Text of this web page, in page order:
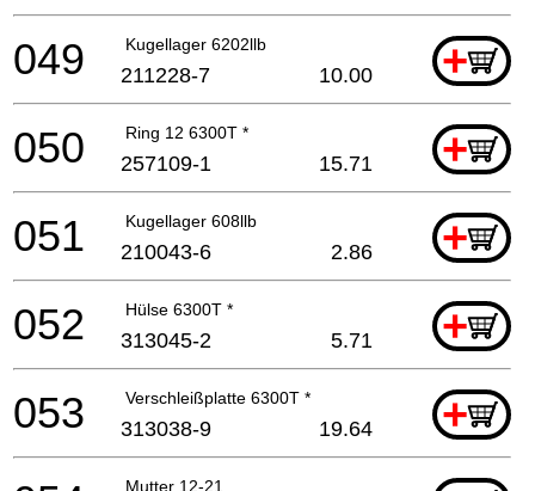
Kugellager 6202llb +
049 211228-7 10.00
Ring 12 6300T * +
050 257109-1 15.71
Kugellager 608llb +
051 210043-6 2.86
Hülse 6300T * +
052 313045-2 5.71
Verschleißplatte 6300T * +
053 313038-9 19.64
Mutter 12-21